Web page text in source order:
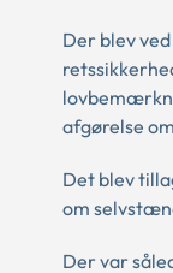
Der blev
afgørelse
Det blev
om
Der var